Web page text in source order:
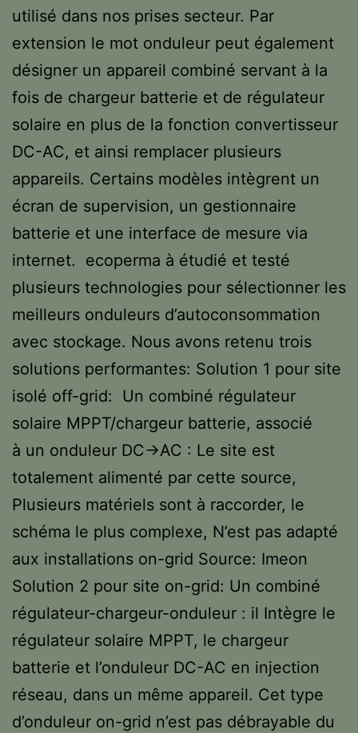
utilisé dans nos prises secteur. Par
extension le mot onduleur peut également
désigner un appareil combiné servant à la
fois de chargeur batterie et de régulateur
solaire en plus de la fonction convertisseur
DC-AC, et ainsi remplacer plusieurs
appareils. Certains modèles intègrent un
écran de supervision, un gestionnaire
batterie et une interface de mesure via
internet. ecoperma à étudié et testé
plusieurs technologies pour sélectionner les
meilleurs onduleurs d’autoconsommation
avec stockage. Nous avons retenu trois
solutions performantes: Solution 1 pour site
isolé off-grid: Un combiné régulateur
solaire MPPT/chargeur batterie, associé
à un onduleur DC→AC : Le site est
totalement alimenté par cette source,
Plusieurs matériels sont à raccorder, le
schéma le plus complexe, N’est pas adapté
aux installations on-grid Source: Imeon
Solution 2 pour site on-grid: Un combiné
régulateur-chargeur-onduleur : il Intègre le
régulateur solaire MPPT, le chargeur
batterie et l’onduleur DC-AC en injection
réseau, dans un même appareil. Cet type
d’onduleur on-grid n’est pas débrayable du